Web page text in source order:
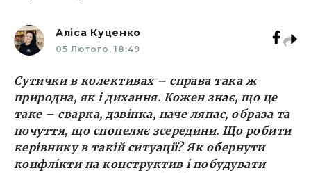
Аліса Куценко
05 Лютого, 18:49
Сутички в колективах – справа така ж
природна, як і дихання. Кожен знає, що це
таке – сварка, дзвінка, наче ляпас, образа та
почуття, що спопеляє зсередини. Що робити
керівнику в такій ситуації? Як обернути
конфлікти на конструктив і побудувати